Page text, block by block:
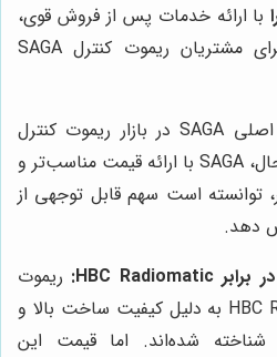
با ارائه خدمات پس از فروش قوی،
پشتیبانی بهتری را برای مشتریان ریموت کنترل SAGA
Autec یکی از رقبای اصلی SAGA در بازار ریموت کنترل
جرثقیل است. با این حال، SAGA با ارائه قیمت مناسب‌تر و
توانسته است سهم قابل توجهی از
دهد.
ریموت
کنترل‌های HBC Radiomatic به دلیل کیفیت ساخت بالا و
شناخته شده‌اند. اما قیمت این